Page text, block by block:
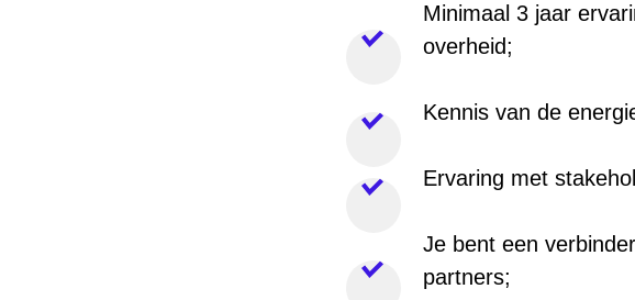
Minimaal 3 jaar
overheid;
Kennis van de
Ervaring met
Je bent een
partners;